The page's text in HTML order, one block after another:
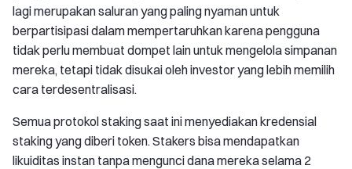
lagi merupakan saluran yang paling nyaman untuk
berpartisipasi dalam mempertaruhkan karena pengguna
tidak perlu membuat dompet lain untuk mengelola simpanan
mereka, tetapi tidak disukai oleh investor yang lebih memilih
cara terdesentralisasi.
Semua protokol staking saat ini menyediakan kredensial
staking yang diberi token. Stakers bisa mendapatkan
likuiditas instan tanpa mengunci dana mereka selama 2